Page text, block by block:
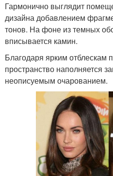
Гармонично выглядит
дизайна добавлением
тонов. На фоне из темных
вписывается камин.
Благодаря ярким отблескам
пространство наполняется
неописуемым очарованием.